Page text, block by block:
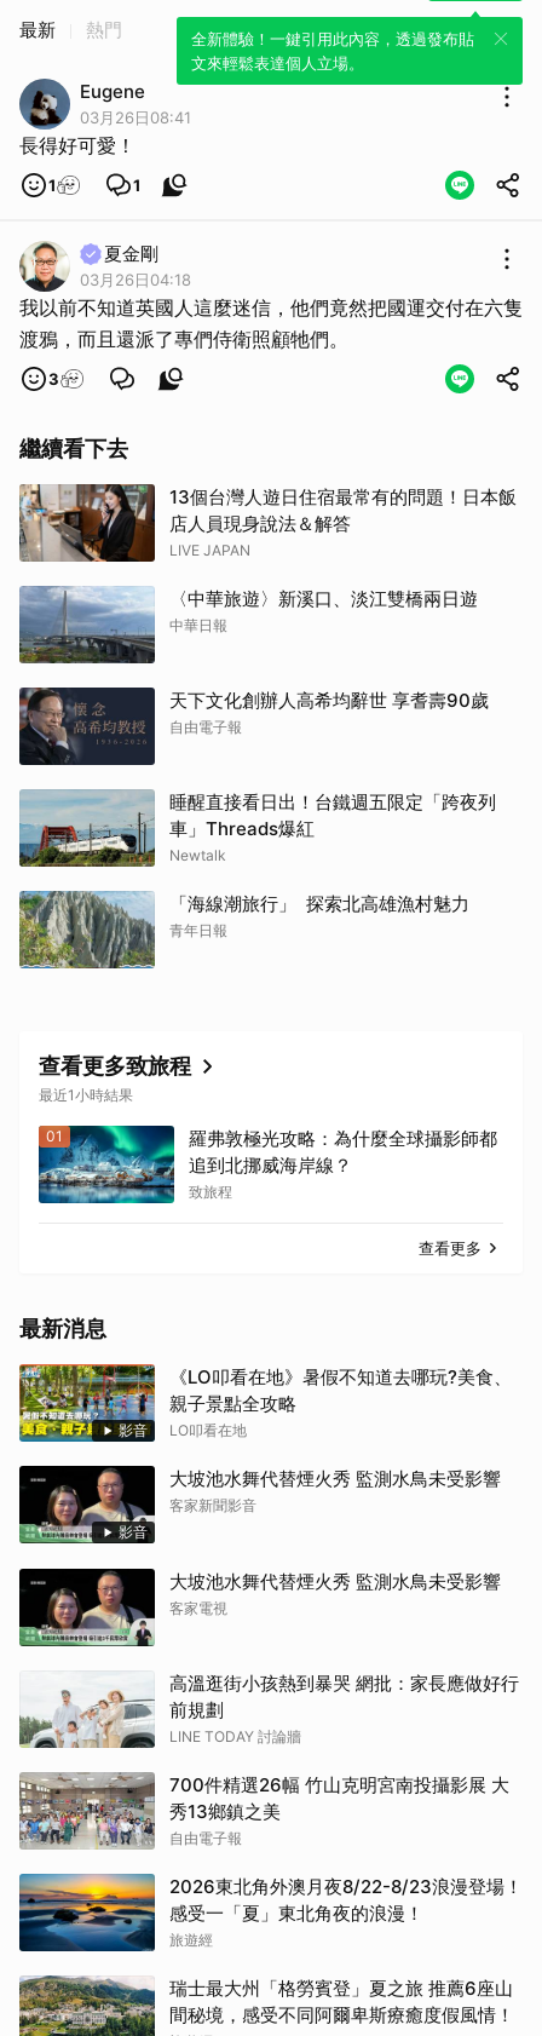
全新體驗！一鍵引用此內容，透過發布貼
文來輕鬆表達個人立場。
最新 熱門
Eugene
03月26日08:41
長得好可愛！
1 1
夏金剛
03月26日04:18
我以前不知道英國人這麼迷信，他們竟然把國運交付在六隻
渡鴉，而且還派了專們侍衛照顧牠們。
3
繼續看下去
13個台灣人遊日住宿最常有的問題！日本飯
店人員現身說法＆解答
LIVE JAPAN
〈中華旅遊〉新溪口、淡江雙橋兩日遊
中華日報
天下文化創辦人高希均辭世 享耆壽90歲
自由電子報
睡醒直接看日出！台鐵週五限定「跨夜列
車」Threads爆紅
Newtalk
「海線潮旅行」 探索北高雄漁村魅力
青年日報
查看更多致旅程
最近1小時結果
01
羅弗敦極光攻略：為什麼全球攝影師都
追到北挪威海岸線？
致旅程
查看更多
最新消息
影音
《LO叩看在地》暑假不知道去哪玩?美食、
親子景點全攻略
LO叩看在地
影音
大坡池水舞代替煙火秀 監測水鳥未受影響
客家新聞影音
大坡池水舞代替煙火秀 監測水鳥未受影響
客家電視
高溫逛街小孩熱到暴哭 網批：家長應做好行
前規劃
LINE TODAY 討論牆
700件精選26幅 竹山克明宮南投攝影展 大
秀13鄉鎮之美
自由電子報
2026東北角外澳月夜8/22-8/23浪漫登場！
感受一「夏」東北角夜的浪漫！
旅遊經
瑞士最大州「格勞賓登」夏之旅 推薦6座山
間秘境，感受不同阿爾卑斯療癒度假風情！